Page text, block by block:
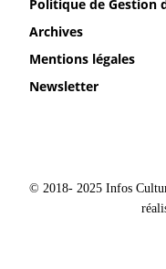
Politique de Gestion
Archives
Mentions légales
Newsletter
© 2018- 2025 Infos